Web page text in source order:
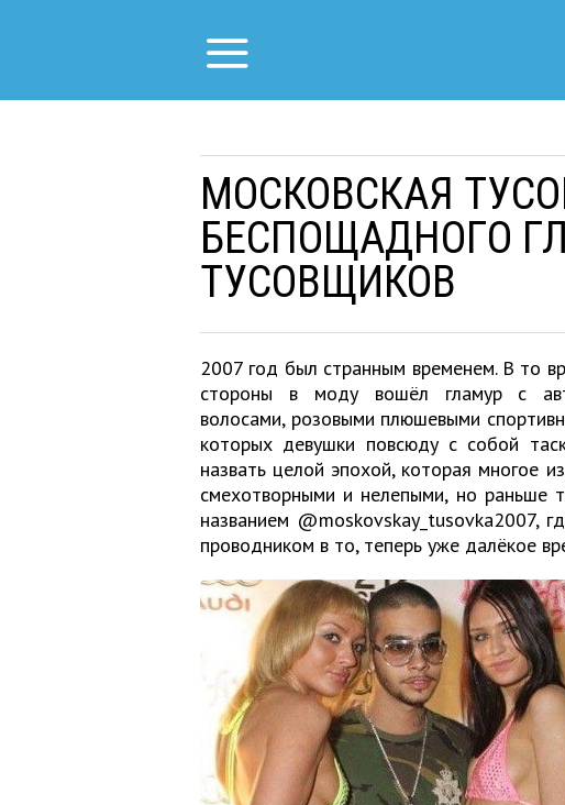
МОСКОВСКАЯ
БЕСПОЩАДНОГО
ТУСОВЩИКОВ
2007 год был странным временем. В то
стороны в моду вошёл гламур с
волосами, розовыми плюшевыми
которых девушки повсюду с собой
назвать целой эпохой, которая многое
смехотворными и нелепыми, но раньше
названием @moskovskay_tusovka2007,
проводником в то, теперь уже далёкое